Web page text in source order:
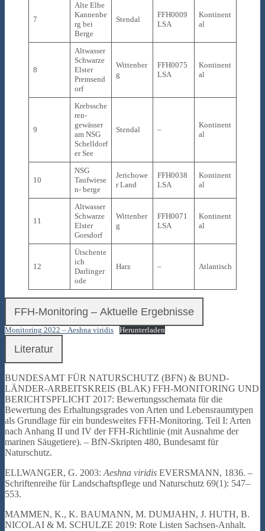
7
Alte Elbe
Kannenbe
rg bei
Berge
Stendal
FFH0009
LSA
Kontinent
al
8
Altwasser
Schwarze
Elster
Premsend
orf
Wittenber
g
FFH0075
LSA
Kontinent
al
9
Krebssche
ren-
gewässer
am NSG
Schelldorf
er See
Stendal –
Kontinent
al
10
NSG
Taufwiese
n- berge
Jerichowe
r Land
FFH0038
LSA
Kontinent
al
11
Altwasser
Schwarze
Elster
Gorsdorf
Wittenber
g
FFH0071
LSA
Kontinent
al
12
Ütschente
ich
Darlinger
ode
Harz – Atlantisch
FFH-Monitoring – Aktuelle Ergebnisse
Monitoring 2022 – Aeshna viridis Herunterladen
Literatur
BUNDESAMT FÜR NATURSCHUTZ (BFN) & BUND-
LÄNDER-ARBEITSKREIS (BLAK) FFH-MONITORING UND
BERICHTSPFLICHT 2017: Bewertungsschemata für die
Bewertung des Erhaltungsgrades von Arten und Lebensraumtypen
als Grundlage für ein bundesweites FFH-Monitoring. Teil I: Arten
nach Anhang II und IV der FFH-Richtlinie (mit Ausnahme der
marinen Säugetiere). – BfN-Skripten 480, Bundesamt für
Naturschutz.
ELLWANGER, G. 2003: Aeshna viridis EVERSMANN, 1836. –
Schriftenreihe für Landschaftspflege und Naturschutz 69(1): 547–
553.
MAMMEN, K., K. BAUMANN, M. DUMJAHN, J. HUTH, B.
NICOLAI & M. SCHULZE 2019: Rote Listen Sachsen-Anhalt.